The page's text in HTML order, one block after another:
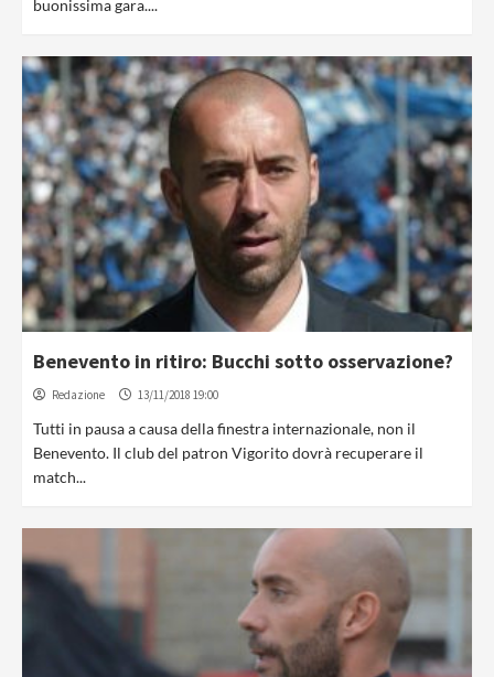
buonissima gara....
Benevento in ritiro: Bucchi sotto osservazione?
Redazione 13/11/2018 19:00
Tutti in pausa a causa della finestra internazionale, non il
Benevento. Il club del patron Vigorito dovrà recuperare il
match...